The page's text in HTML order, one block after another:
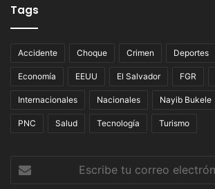
Tags
Accidente Choque Crimen Deportes
Economía EEUU El Salvador FGR
Internacionales Nacionales Nayib Bukele
PNC Salud Tecnología Turismo
tu